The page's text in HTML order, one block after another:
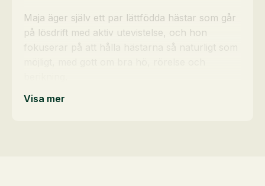
Maja äger själv ett par lättfödda hästar som går
på lösdrift med aktiv utevistelse, och hon
fokuserar på att hålla hästarna så naturligt som
Visa mer